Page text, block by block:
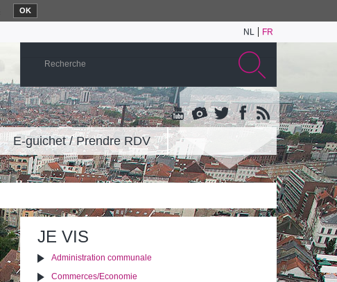
OK
NL FR
E-guichet / Prendre RDV
JE VIS
Administration communale
Commerces/Economie